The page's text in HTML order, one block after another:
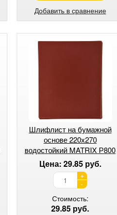
Добавить в сравнение
Шлифлист на бумажной
основе 220х270
водостойкий MATRIX Р800
Цена: 29.85 руб.
+
-
Стоимость:
29.85 руб.